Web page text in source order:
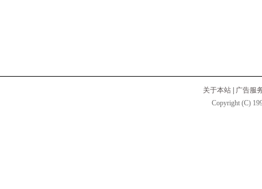
关于本站
广告服
Copyright (C)